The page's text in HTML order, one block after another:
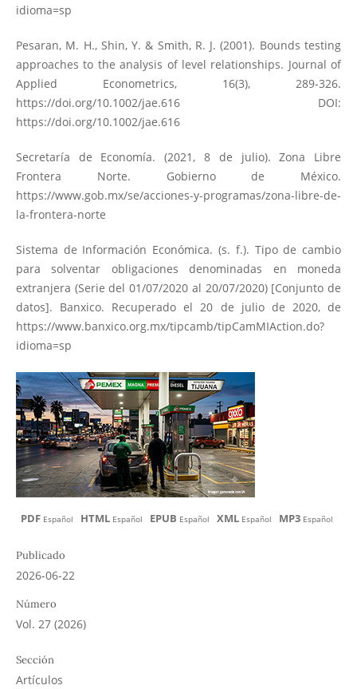
idioma=sp
Pesaran, M. H., Shin, Y. & Smith, R. J. (2001). Bounds testing
approaches to the analysis of level relationships. Journal of
Applied Econometrics, 16(3), 289-326.
https://doi.org/10.1002/jae.616DOI:
https://doi.org/10.1002/jae.616
Secretaría de Economía. (2021, 8 de julio). Zona Libre
Frontera Norte. Gobierno de México.
https://www.gob.mx/se/acciones-y-programas/zona-libre-de-
la-frontera-norte
Sistema de Información Económica. (s. f.). Tipo de cambio
para solventar obligaciones denominadas en moneda
extranjera (Serie del 01/07/2020 al 20/07/2020) [Conjunto de
datos]. Banxico. Recuperado el 20 de julio de 2020, de
https://www.banxico.org.mx/tipcamb/tipCamMIAction.do?
idioma=sp
PDF Español HTML Español EPUB Español XML Español MP3 Español
Publicado
2026-06-22
Número
Vol. 27 (2026)
Sección
Artículos